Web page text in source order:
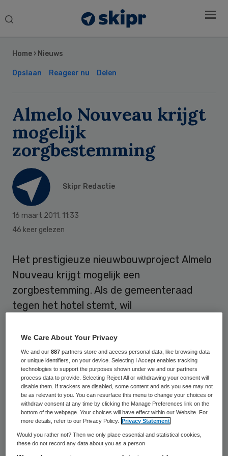
Search
Home › Nieuws
Opslaan Reageer nu Delen
Almelo Nouveau krijgt
mogelijk
zorgbestemming
Skipr Redactie
16 maart 2011, 11:33
46 keer gelezen
Het prestigieuze nieuwbouwproject Almelo
Nouveau krijgt mogelijk een
zorgbestemming. Als de gemeenteraad
tegen het hotel stemt, wil
zorgvoorziening voor ouderen realiseren.
Dat meldt TC Tubantia.
Zorgvraag
Volgens Hans Blaak van Prosyn is er al een
overeenkomst met vier partijen uit de zorg
die aan de alternatieve invulling van het
Sidebar
We Care About Your Privacy
We and our887 partners store and access personal data, like browsing data
or unique identifiers, on your device. Selecting I Accept enables tracking
technologies to support the purposes shown under we and our partners
process data to provide. Selecting Reject All or withdrawing your consent will
disable them. If trackers are disabled, some content and ads you see may not
be as relevant to you. You can resurface this menu to change your choices or
withdraw consent at any time by clicking the Manage Preferences link on the
bottom of the webpage. Your choices will have effect within our Website. For
more details, refer to our Privacy Policy.
Privacy Statement
Would you rather not? Then we only place essential and statistical cookies,
these do not record any data about you as a person